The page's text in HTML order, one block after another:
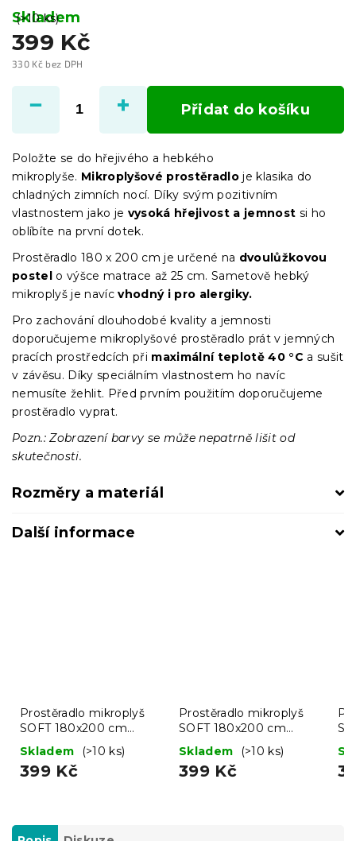
399 Kč
330 Kč bez DPH
cena:
Skladem
(>10 ks)
Přidat do košíku
Položte se do hřejivého a hebkého
mikroplyše. Mikroplyšové prostěradloje klasika do
chladných zimních nocí. Díky svým pozitivním
vlastnostem jako je vysoká hřejivost a jemnost si ho
oblíbíte na první dotek.
Prostěradlo 180 x 200 cm je určené na dvoulůžkovou
postel o výšce matrace až 25 cm. Sametově hebký
mikroplyš je navícvhodný i pro alergiky.
Pro zachování dlouhodobé kvality a jemnosti
doporučujeme mikroplyšové prostěradlo prát v jemných
pracích prostředcích při maximální teplotě 40 °C a sušit
v závěsu. Díky speciálním vlastnostem ho navíc
nemusíte žehlit. Před prvním použitím doporučujeme
prostěradlo vyprat.
Pozn.: Zobrazení barvy se může nepatrně lišit od
skutečnosti.
Rozměry a materiál
Další informace
Prostěradlo mikroplyš
SOFT 180x200 cm
modré
Skladem (>10 ks)
399 Kč
Prostěradlo mikroplyš
SOFT 180x200 cm
růžové
Skladem (>10 ks)
399 Kč